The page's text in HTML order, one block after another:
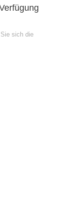
sich die